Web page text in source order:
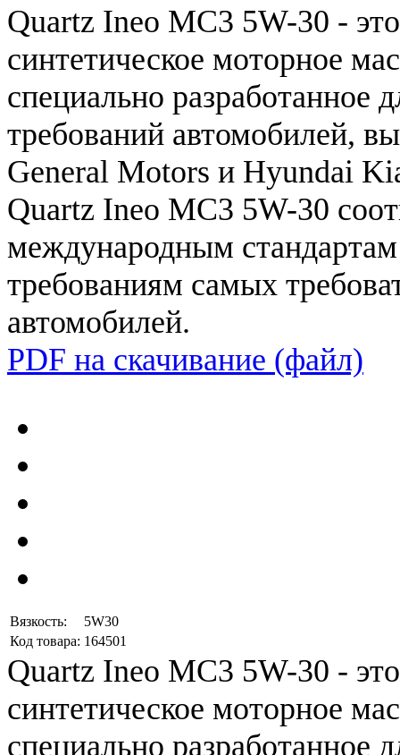
Quartz Ineo MC3 5W-30 - это
синтетическое моторное
специально разработанное
требований автомобилей,
General Motors и Hyundai
Quartz Ineo MC3 5W-30
международным стандартам
требованиям самых
автомобилей.
PDF на скачивание (файл)
Вязкость:
5W30
Код товара: 164501
Quartz Ineo MC3 5W-30 - это
синтетическое моторное
специально разработанное